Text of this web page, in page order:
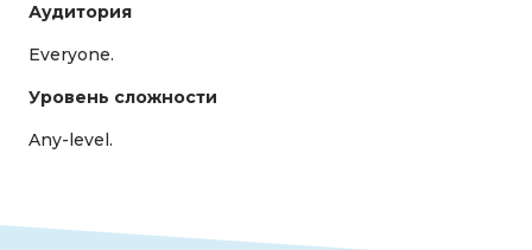
Аудитория
Everyone.
Уровень сложности
Any-level.